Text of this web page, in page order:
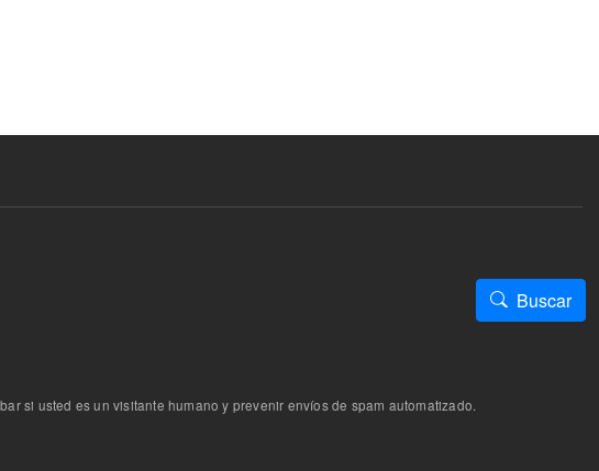
si usted es un visitante humano y prevenir envíos de spam automatizado.
Buscar